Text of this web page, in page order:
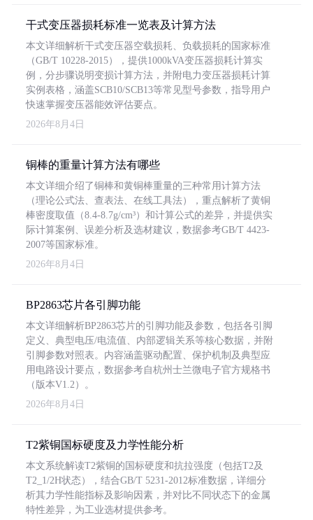
干式变压器损耗标准一览表及计算方法
本文详细解析干式变压器空载损耗、负载损耗的国家标准
（GB/T 10228-2015），提供1000kVA变压器损耗计算实
例，分步骤说明变损计算方法，并附电力变压器损耗计算
实例表格，涵盖SCB10/SCB13等常见型号参数，指导用户
快速掌握变压器能效评估要点。
2026年8月4日
铜棒的重量计算方法有哪些
本文详细介绍了铜棒和黄铜棒重量的三种常用计算方法
（理论公式法、查表法、在线工具法），重点解析了黄铜
棒密度取值（8.4-8.7g/cm³）和计算公式的差异，并提供实
际计算案例、误差分析及选材建议，数据参考GB/T 4423-
2007等国家标准。
2026年8月4日
BP2863芯片各引脚功能
本文详细解析BP2863芯片的引脚功能及参数，包括各引脚
定义、典型电压/电流值、内部逻辑关系等核心数据，并附
引脚参数对照表。内容涵盖驱动配置、保护机制及典型应
用电路设计要点，数据参考自杭州士兰微电子官方规格书
（版本V1.2）。
2026年8月4日
T2紫铜国标硬度及力学性能分析
本文系统解读T2紫铜的国标硬度和抗拉强度（包括T2及
T2_1/2H状态），结合GB/T 5231-2012标准数据，详细分
析其力学性能指标及影响因素，并对比不同状态下的金属
特性差异，为工业选材提供参考。